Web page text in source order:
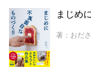
著：おだ